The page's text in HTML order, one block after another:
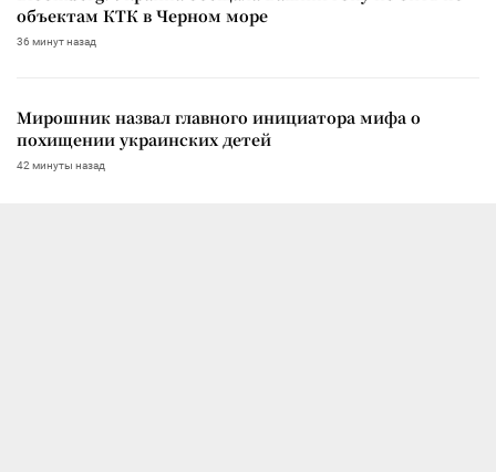
объектам КТК в Черном море
36 минут назад
Мирошник назвал главного инициатора мифа о
похищении украинских детей
42 минуты назад